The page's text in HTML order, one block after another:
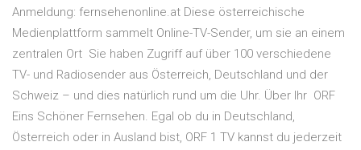
Anmeldung: fernsehenonline.at Diese österreichische
Medienplattform sammelt Online-TV-Sender, um sie an einem
zentralen Ort Sie haben Zugriff auf über 100 verschiedene
TV- und Radiosender aus Österreich, Deutschland und der
Schweiz – und dies natürlich rund um die Uhr. Über Ihr ORF
Eins Schöner Fernsehen. Egal ob du in Deutschland,
Österreich oder in Ausland bist, ORF 1 TV kannst du jederzeit